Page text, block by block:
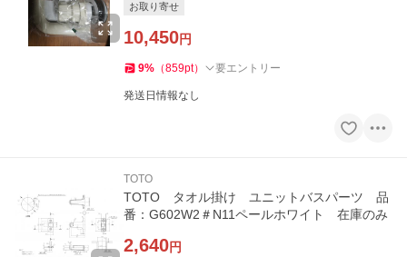
お取り寄せ
10,450円
9% （859pt） 要エントリー
発送日情報なし
TOTO
TOTO タオル掛け ユニットバスパーツ 品
番：G602W2＃N11ペールホワイト 在庫のみ
2,640円